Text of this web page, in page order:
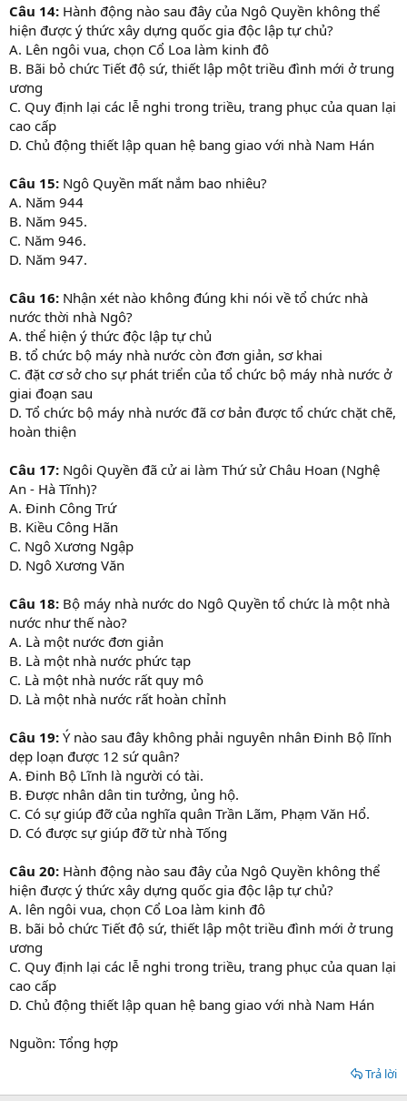
Câu 14: Hành động nào sau đây của Ngô Quyền không thể
hiện được ý thức xây dựng quốc gia độc lập tự chủ?
A. Lên ngôi vua, chọn Cổ Loa làm kinh đô
B. Bãi bỏ chức Tiết độ sứ, thiết lập một triều đình mới ở trung
ương
C. Quy định lại các lễ nghi trong triều, trang phục của quan lại
cao cấp
D. Chủ động thiết lập quan hệ bang giao với nhà Nam Hán
Câu 15: Ngô Quyền mất nắm bao nhiêu?
A. Năm 944
B. Năm 945.
C. Năm 946.
D. Năm 947.
Câu 16: Nhận xét nào không đúng khi nói về tổ chức nhà
nước thời nhà Ngô?
A. thể hiện ý thức độc lập tự chủ
B. tổ chức bộ máy nhà nước còn đơn giản, sơ khai
C. đặt cơ sở cho sự phát triển của tổ chức bộ máy nhà nước ở
giai đoạn sau
D. Tổ chức bộ máy nhà nước đã cơ bản được tổ chức chặt chẽ,
hoàn thiện
Câu 17: Ngôi Quyền đã cử ai làm Thứ sử Châu Hoan (Nghệ
An - Hà Tĩnh)?
A. Đinh Công Trứ
B. Kiều Công Hãn
C. Ngô Xương Ngập
D. Ngô Xương Văn
Câu 18: Bộ máy nhà nước do Ngô Quyền tổ chức là một nhà
nước như thế nào?
A. Là một nước đơn giản
B. Là một nhà nước phức tạp
C. Là một nhà nước rất quy mô
D. Là một nhà nước rất hoàn chỉnh
Câu 19: Ý nào sau đây không phải nguyên nhân Đinh Bộ lĩnh
dẹp loạn được 12 sứ quân?
A. Đinh Bộ Lĩnh là người có tài.
B. Được nhân dân tin tưởng, ủng hộ.
C. Có sự giúp đỡ của nghĩa quân Trần Lãm, Phạm Văn Hổ.
D. Có được sự giúp đỡ từ nhà Tống
Câu 20: Hành động nào sau đây của Ngô Quyền không thể
hiện được ý thức xây dựng quốc gia độc lập tự chủ?
A. lên ngôi vua, chọn Cổ Loa làm kinh đô
B. bãi bỏ chức Tiết độ sứ, thiết lập một triều đình mới ở trung
ương
C. Quy định lại các lễ nghi trong triều, trang phục của quan lại
cao cấp
D. Chủ động thiết lập quan hệ bang giao với nhà Nam Hán
Nguồn: Tổng hợp
Trả lời